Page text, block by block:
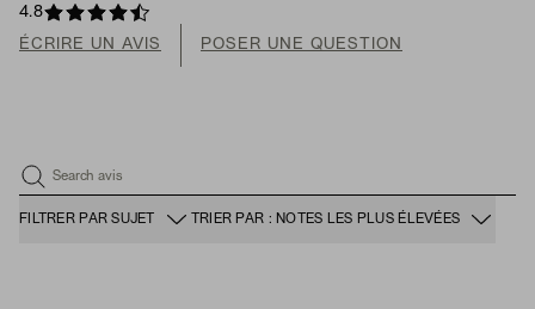
4.8
ÉCRIRE UN AVIS POSER UNE QUESTION
Search avis
FILTRER PAR SUJET TRIER PAR : NOTES LES PLUS ÉLEVÉES